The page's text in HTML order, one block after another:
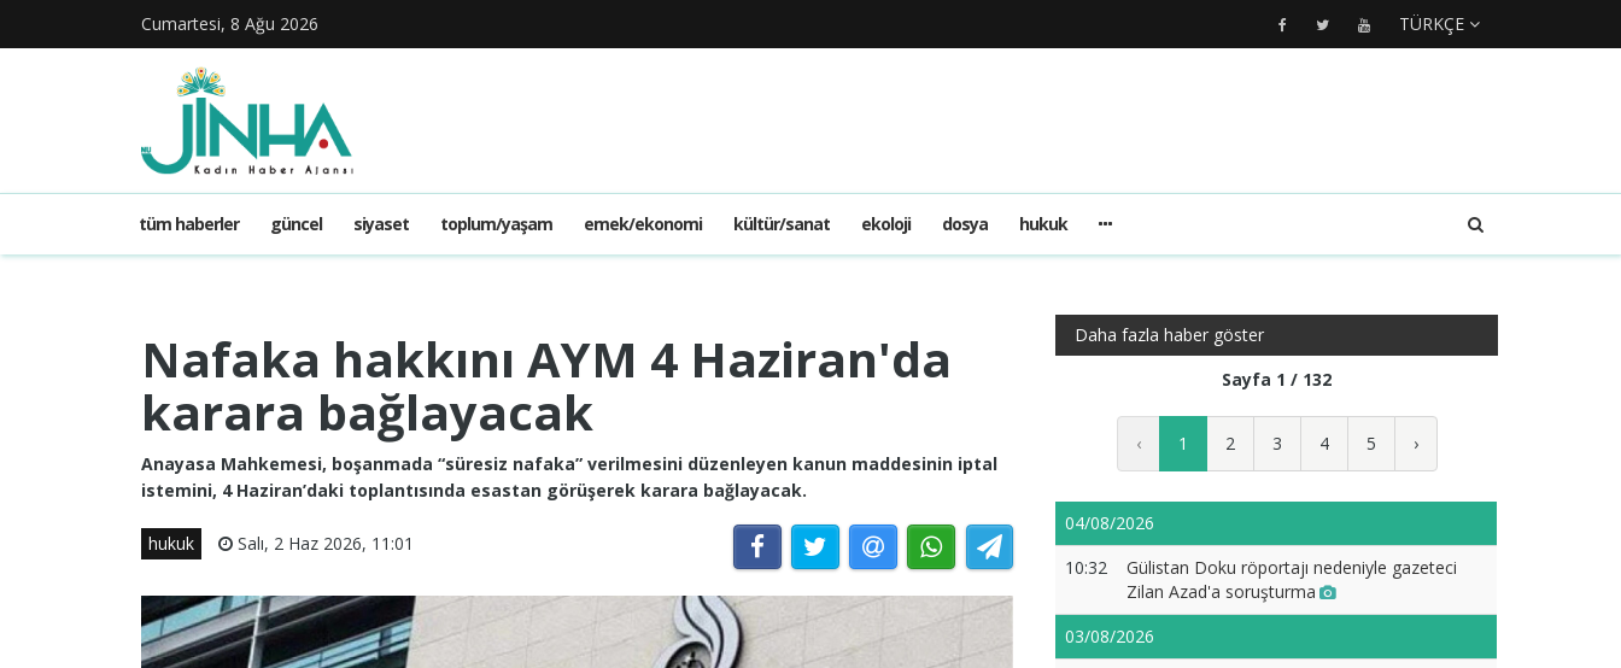
Cumartesi, 8 Ağu 2026 TÜRKÇE
tüm haberler güncel siyaset toplum/yaşam emek/ekonomi kültür/sanat ekoloji dosya hukuk
Nafaka hakkını AYM 4 Haziran'da
karara bağlayacak
Anayasa Mahkemesi, boşanmada “süresiz nafaka” verilmesini düzenleyen kanun maddesinin iptal
istemini, 4 Haziran’daki toplantısında esastan görüşerek karara bağlayacak.
hukuk Salı, 2 Haz 2026, 11:01
Daha fazla haber göster
Sayfa 1 / 132
‹ 1 2 3 4 5 ›
04/08/2026
10:32
Gülistan Doku röportajı nedeniyle gazeteci
Zilan Azad'a soruşturma
03/08/2026